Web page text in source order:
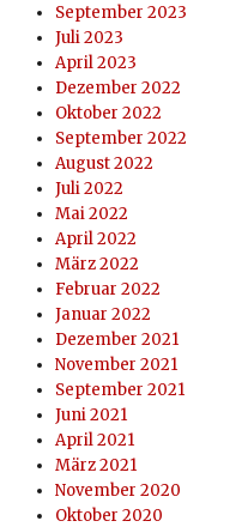
September 2023
Juli 2023
April 2023
Dezember 2022
Oktober 2022
September 2022
August 2022
Juli 2022
Mai 2022
April 2022
März 2022
Februar 2022
Januar 2022
Dezember 2021
November 2021
September 2021
Juni 2021
April 2021
März 2021
November 2020
Oktober 2020